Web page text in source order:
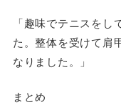
「趣味でテニスを
た。整体を受けて肩
なりました。」
まとめ